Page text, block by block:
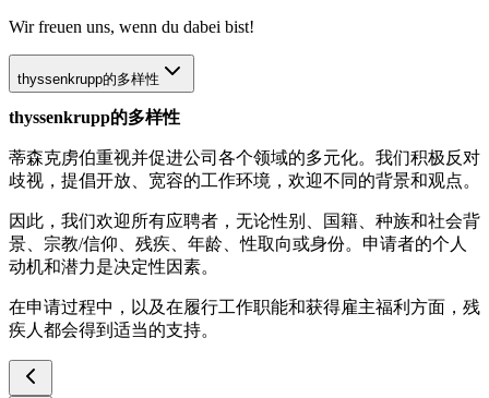
Wir freuen uns, wenn du dabei bist!
thyssenkrupp的多样性
thyssenkrupp的多样性
蒂森克虏伯重视并促进公司各个领域的多元化。我们积极反对
歧视，提倡开放、宽容的工作环境，欢迎不同的背景和观点。
因此，我们欢迎所有应聘者，无论性别、国籍、种族和社会背
景、宗教/信仰、残疾、年龄、性取向或身份。申请者的个人
动机和潜力是决定性因素。
在申请过程中，以及在履行工作职能和获得雇主福利方面，残
疾人都会得到适当的支持。